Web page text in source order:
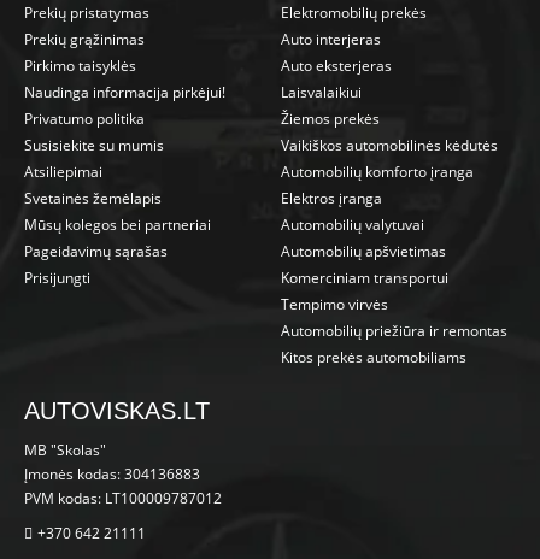
Prekių pristatymas
Prekių grąžinimas
Pirkimo taisyklės
Naudinga informacija pirkėjui!
Privatumo politika
Susisiekite su mumis
Atsiliepimai
Svetainės žemėlapis
Mūsų kolegos bei partneriai
Pageidavimų sąrašas
Prisijungti
Elektromobilių prekės
Auto interjeras
Auto eksterjeras
Laisvalaikiui
Žiemos prekės
Vaikiškos automobilinės kėdutės
Automobilių komforto įranga
Elektros įranga
Automobilių valytuvai
Automobilių apšvietimas
Komerciniam transportui
Tempimo virvės
Automobilių priežiūra ir remontas
Kitos prekės automobiliams
AUTOVISKAS.LT
MB "Skolas"
Įmonės kodas: 304136883
PVM kodas: LT100009787012
+370 642 21111